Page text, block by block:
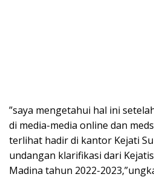
”saya mengetahui hal ini
di media-media online dan
terlihat hadir di kantor Kejati
undangan klarifikasi dari
Madina tahun 2022-